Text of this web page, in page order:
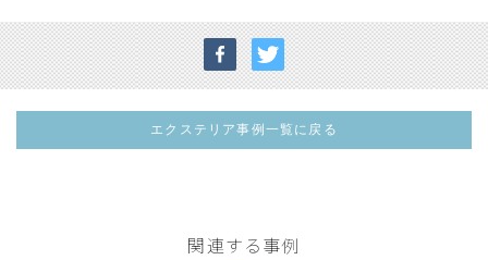
エクステリア事例一覧に戻る
関連する事例